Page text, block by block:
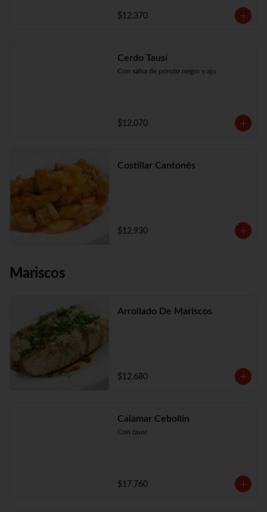
$12.370
Cerdo Tausí
Con salsa de poroto negro y ajo
$12.070
Costillar Cantonés
$12.930
Mariscos
Arrollado De Mariscos
$12.680
Calamar Cebollín
Con tausí
$17.760